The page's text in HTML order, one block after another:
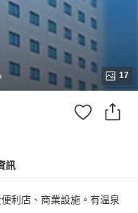
17
訊
利店、商業設施。有温泉